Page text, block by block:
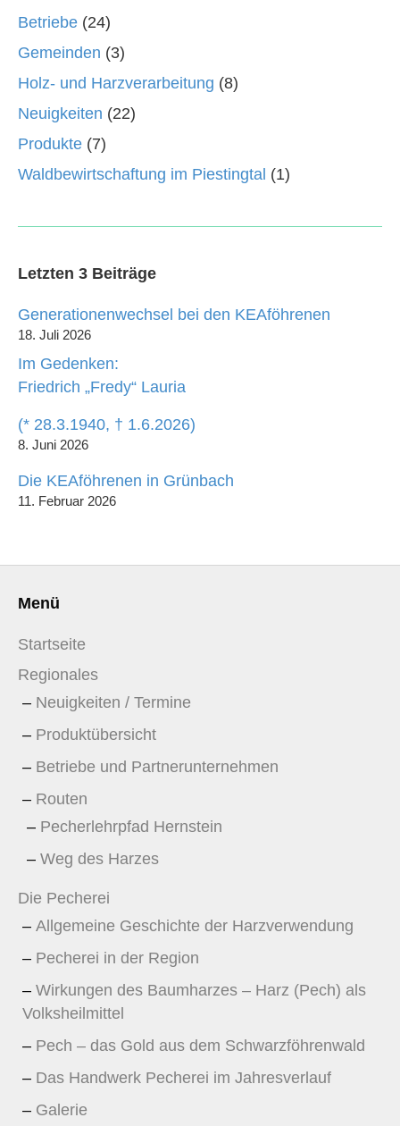
Betriebe (24)
Gemeinden (3)
Holz- und Harzverarbeitung (8)
Neuigkeiten (22)
Produkte (7)
Waldbewirtschaftung im Piestingtal (1)
Letzten 3 Beiträge
Generationenwechsel bei den KEAföhrenen
18. Juli 2026
Im Gedenken:
Friedrich „Fredy“ Lauria
(* 28.3.1940, † 1.6.2026)
8. Juni 2026
Die KEAföhrenen in Grünbach
11. Februar 2026
Menü
Startseite
Regionales
Neuigkeiten / Termine
Produktübersicht
Betriebe und Partnerunternehmen
Routen
Pecherlehrpfad Hernstein
Weg des Harzes
Die Pecherei
Allgemeine Geschichte der Harzverwendung
Pecherei in der Region
Wirkungen des Baumharzes – Harz (Pech) als
Volksheilmittel
Pech – das Gold aus dem Schwarzföhrenwald
Das Handwerk Pecherei im Jahresverlauf
Galerie